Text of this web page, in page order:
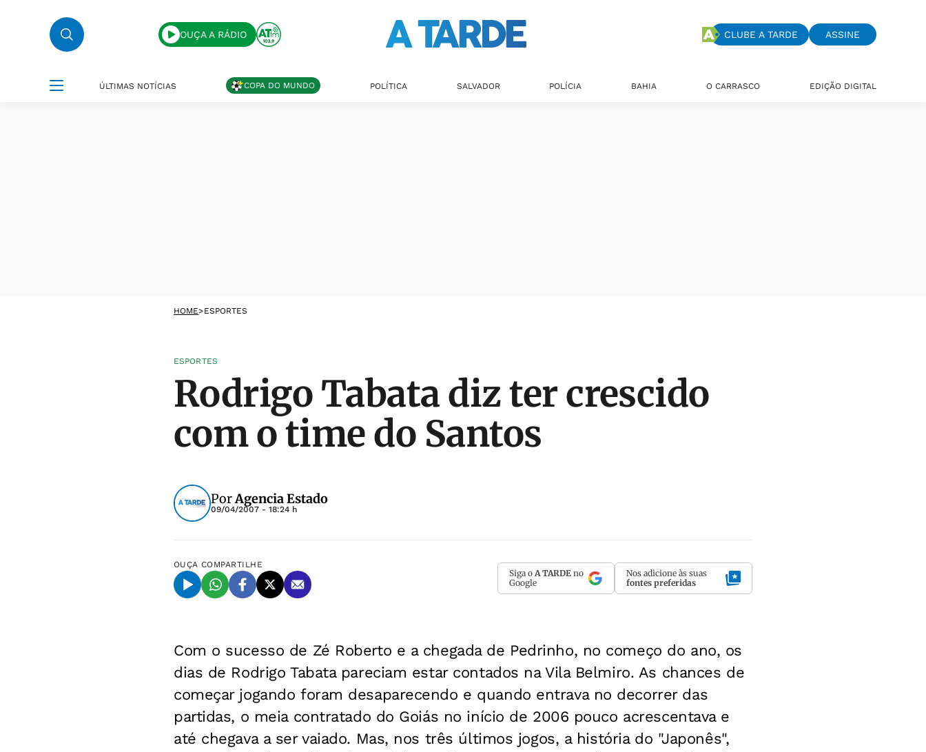
OUÇA A RÁDIO CLUBE A TARDE ASSINE
ÚLTIMAS NOTÍCIAS COPA DO MUNDO POLÍTICA SALVADOR POLÍCIA BAHIA O CARRASCO EDIÇÃO DIGITAL
HOME>ESPORTES
ESPORTES
Rodrigo Tabata diz ter crescido
com o time do Santos
PorAgencia Estado
09/04/2007 - 18:24 h
OUÇA COMPARTILHE
Siga o A TARDE no
Google
Nos adicione às suas
fontes preferidas
Com o sucesso de Zé Roberto e a chegada de Pedrinho, no começo do ano, os
dias de Rodrigo Tabata pareciam estar contados na Vila Belmiro. As chances de
começar jogando foram desaparecendo e quando entrava no decorrer das
partidas, o meia contratado do Goiás no início de 2006 pouco acrescentava e
até chegava a ser vaiado. Mas, nos três últimos jogos, a história do "Japonês",